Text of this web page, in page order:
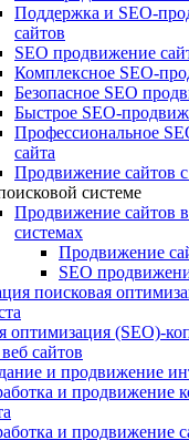
Поддержка и SEO-
сайтов
SEO продвижение
Комплексное SEO-
Безопасное SEO
Быстрое SEO-
Профессиональное
сайта
Продвижение сайтов с
системе
Продвижение сайтов
системах
Продвижение
SEO
поисковая
оптимизация (SEO)-
сайтов
и продвижение
и продвижение
и продвижение